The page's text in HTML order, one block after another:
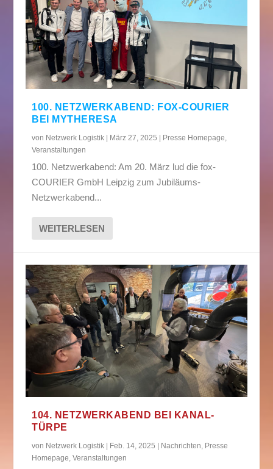
100. NETZWERKABEND: FOX-COURIER
BEI MYTHERESA
von Netzwerk Logistik | März 27, 2025 | Presse Homepage
Veranstaltungen
100. Netzwerkabend: Am 20. März lud die fox-
COURIER GmbH Leipzig zum Jubiläums-
Netzwerkabend...
WEITERLESEN
104. NETZWERKABEND BEI KANAL-
TÜRPE
von Netzwerk Logistik Feb. 14, 2025 Nachrichten, Presse
Homepage,Veranstaltungen